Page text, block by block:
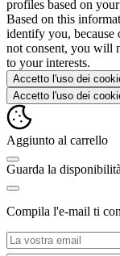
profiles based on
Based on this
identify you, because
not consent, you will
to your interests.
Accetto l'uso dei
Accetto l'uso dei
Aggiunto al carrello
Guarda la disponibilità
Compila l'e-mail ti